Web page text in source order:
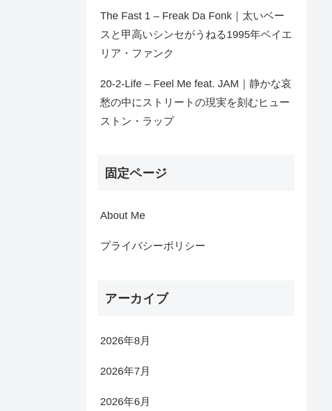
The Fast 1 – Freak Da Fonk｜太いベー
スと甲高いシンセがうねる1995年ベイエ
リア・ファンク
20-2-Life – Feel Me feat. JAM｜静かな哀
愁の中にストリートの現実を刻むヒュー
ストン・ラップ
固定ページ
About Me
プライバシーポリシー
アーカイブ
2026年8月
2026年7月
2026年6月